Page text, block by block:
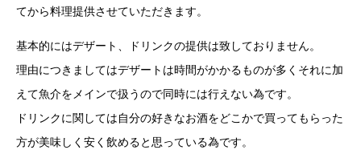
てから料理提供させていただきます。
基本的にはデザート、ドリンクの提供は致しておりません。
理由につきましてはデザートは時間がかかるものが多くそれに加
えて魚介をメインで扱うので同時には行えない為です。
ドリンクに関しては自分の好きなお酒をどこかで買ってもらった
方が美味しく安く飲めると思っている為です。